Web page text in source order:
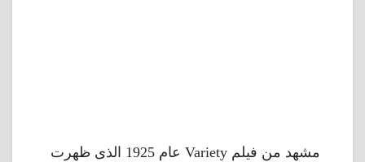
مشهد من فيلم Variety عام 1925 الذى ظهرت